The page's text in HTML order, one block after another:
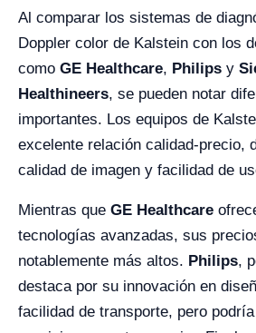
Al comparar los sistemas de
Doppler color de Kalstein con los
como GE Healthcare, Philips y
Healthineers, se pueden notar
importantes. Los equipos de
excelente relación calidad-precio,
calidad de imagen y facilidad de
Mientras que GE Healthcare
tecnologías avanzadas, sus
notablemente más altos. Philips,
destaca por su innovación en
facilidad de transporte, pero